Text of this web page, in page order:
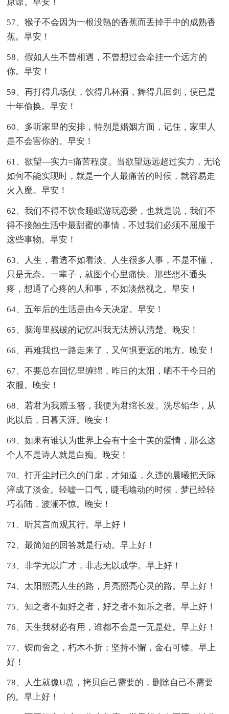
57、猴子不会因为一根没熟的香蕉而丢掉手中的成熟香
蕉。早安！
58、假如人生不曾相遇，不曾想过会牵挂一个远方的
你。早安！
59、再打得几场仗，饮得几杯酒，舞得几回剑，便已是
十年偷换。早安！
60、多听家里的安排，特别是婚姻方面，记住，家里人
是不会害你的。早安！
61、欲望—实力=痛苦程度。当欲望远远超过实力，无论
如何不能实现时，就是一个人最痛苦的时候，就容易走
火入魔。早安！
62、我们不得不饮食睡眠游玩恋爱，也就是说，我们不
得不接触生活中最甜蜜的事情，不过我们必须不屈服于
这些事物。早安！
63、人生，看透不如看淡。人生很多人事，不是不懂，
只是无奈。一辈子，就图个心里痛快。那些想不通头
疼，想通了心疼的人和事，不如淡然视之。早安！
64、五年后的生活是由今天决定。早安！
65、脑海里残破的记忆叫我无法辨认清楚。晚安！
66、再难我也一路走来了，又何惧更远的地方。晚安！
67、不要总在回忆里缠绵，昨日的太阳，晒不干今日的
衣服。晚安！
68、若君为我赠玉簪，我便为君绾长发。洗尽铅华，从
此以后，日暮天涯。晚安！
69、如果有谁认为世界上会有十全十美的爱情，那么这
个人不是诗人就是白痴。晚安！
70、打开尘封已久的门扉，才知道，久违的晨曦把天际
淬成了淡金。轻嘘一口气，睫毛噏动的时候，梦已经轻
巧着陆，波澜不惊。晚安！
71、听其言而观其行。早上好！
72、最简短的回答就是行动。早上好！
73、非学无以广才，非志无以成学。早上好！
74、太阳照亮人生的路，月亮照亮心灵的路。早上好！
75、知之者不如好之者，好之者不如乐之者。早上好！
76、天生我材必有用，谁都不会是一无是处。早上好！
77、锲而舍之，朽木不折；坚持不懈，金石可镂。早上
好！
78、人生就像U盘，拷贝自己需要的，删除自己不需要
的。早上好！